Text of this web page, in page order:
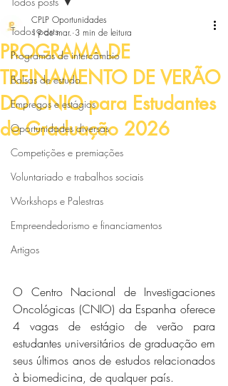
Todos posts
Programas de intercâmbio
Bolsas de estudo
Empregos e estágios
Oportunidades diversas
Competições e premiações
Voluntariado e trabalhos sociais
Workshops e Palestras
Empreendedorismo e financiamentos
Artigos
PROGRAMA DE
TREINAMENTO DE VERÃO
DO CNIO para Estudantes
de Graduação 2026
CPLP Oportunidades
19 de mar. 3 min de leitura
O Centro Nacional de Investigaciones
Oncológicas (CNIO) da Espanha oferece
4 vagas de estágio de verão para
estudantes universitários de graduação em
seus últimos anos de estudos relacionados
à biomedicina, de qualquer país.